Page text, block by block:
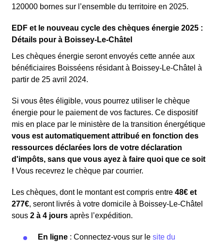
120000 bornes sur l’ensemble du territoire en 2025.
EDF et le nouveau cycle des chèques énergie 2025 :
Détails pour à Boissey-Le-Châtel
Les chèques énergie seront envoyés cette année aux
bénéficiaires Boisséens résidant à Boissey-Le-Châtel à
partir de 25 avril 2024.
Si vous êtes éligible, vous pourrez utiliser le chèque
énergie pour le paiement de vos factures. Ce dispositif
mis en place par le ministère de la transition énergétique
vous est automatiquement attribué en fonction des
ressources déclarées lors de votre déclaration
d'impôts, sans que vous ayez à faire quoi que ce soit
! Vous recevrez le chèque par courrier.
Les chèques, dont le montant est compris entre 48€ et
277€, seront livrés à votre domicile à Boissey-Le-Châtel
sous 2 à 4 jours après l’expédition.
En ligne : Connectez-vous sur le site du